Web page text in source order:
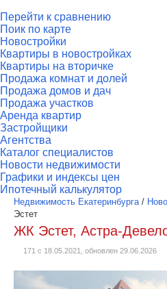
Перейти к сравнению
Поик по карте
Новостройки
Квартиры в новостройках
Квартиры на вторичке
Продажа комнат и долей
Продажа домов и дач
Продажа участков
Аренда квартир
Застройщики
Агентства
Каталог специалистов
Новости недвижимости
Графики и индексы цен
Ипотечный калькулятор
Недвижимость Екатеринбурга/
Эстет
ЖК Эстет, Астра-
171 с 18.05.2021, обновлен 29.06.2026